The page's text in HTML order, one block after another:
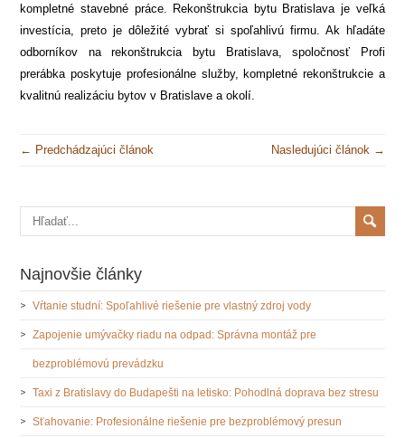
kompletné stavebné práce. Rekonštrukcia bytu Bratislava je veľká
investícia, preto je dôležité vybrať si spoľahlivú firmu. Ak hľadáte
odborníkov na rekonštrukcia bytu Bratislava, spoločnosť Profi
prerábka poskytuje profesionálne služby, kompletné rekonštrukcie a
kvalitnú realizáciu bytov v Bratislave a okolí.
← Predchádzajúci článok Nasledujúci článok →
Najnovšie články
Vŕtanie studní: Spoľahlivé riešenie pre vlastný zdroj vody
Zapojenie umývačky riadu na odpad: Správna montáž pre
bezproblémovú prevádzku
Taxi z Bratislavy do Budapešti na letisko: Pohodlná doprava bez stresu
Sťahovanie: Profesionálne riešenie pre bezproblémový presun